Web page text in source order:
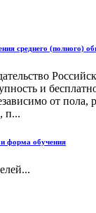
среднего (полного)
и
от пола,
п...
форма обучения